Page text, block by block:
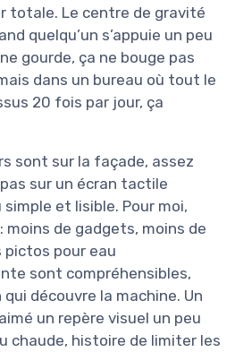
totale. Le centre de gravité
quelqu’un s’appuie un peu
gourde, ça ne bouge pas
dans un bureau où tout le
20 fois par jour, ça
sont sur la façade, assez
sur un écran tactile
et lisible. Pour moi,
moins de gadgets, moins de
pictos pour eau
sont compréhensibles,
qui découvre la machine. Un
un repère visuel un peu
chaude, histoire de limiter les